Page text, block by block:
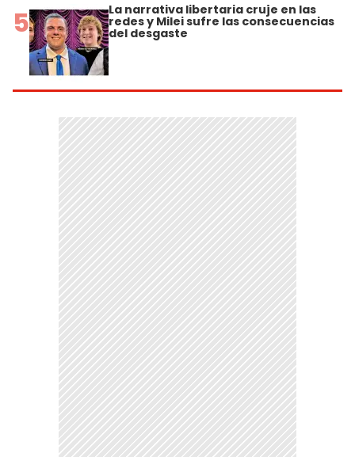
5 La narrativa libertaria cruje en las
redes y Milei sufre las consecuencias
del desgaste